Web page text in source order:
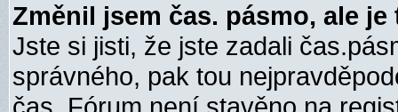
Změnil jsem čas. pásmo, ale
Jste si jisti, že jste zadali
správného, pak tou